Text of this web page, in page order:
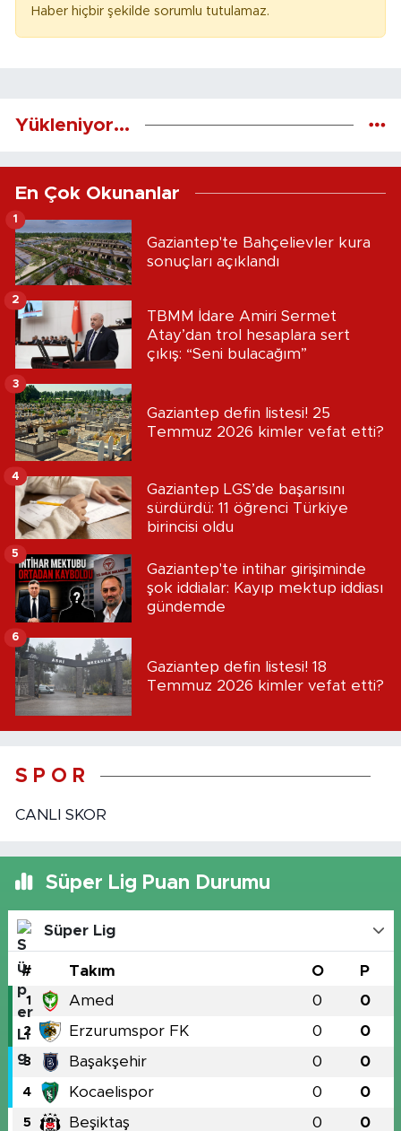
Haber hiçbir şekilde sorumlu tutulamaz.
Yükleniyor...
En Çok Okunanlar
Gaziantep'te Bahçelievler kura
sonuçları açıklandı
1
TBMM İdare Amiri Sermet
Atay’dan trol hesaplara sert
çıkış: “Seni bulacağım”
2
Gaziantep defin listesi! 25
Temmuz 2026 kimler vefat etti?
3
Gaziantep LGS’de başarısını
sürdürdü: 11 öğrenci Türkiye
birincisi oldu
4
Gaziantep'te intihar girişiminde
şok iddialar: Kayıp mektup iddiası
gündemde
5
Gaziantep defin listesi! 18
Temmuz 2026 kimler vefat etti?
6
S P O R
CANLI SKOR
Süper Lig Puan Durumu
Süper Lig
# Takım O P
1 Amed 0 0
2 Erzurumspor FK 0 0
3 Başakşehir 0 0
4 Kocaelispor 0 0
5 Beşiktaş 0 0